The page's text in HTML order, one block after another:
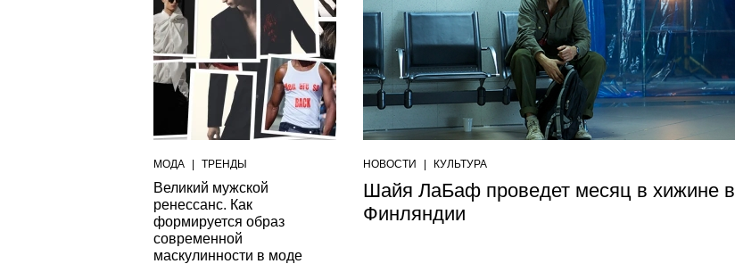
МОДА ТРЕНДЫ
Великий мужской
ренессанс. Как
формируется образ
современной
маскулинности в моде
НОВОСТИ КУЛЬТУРА
Шайя ЛаБаф проведет месяц в хижине в
Финляндии